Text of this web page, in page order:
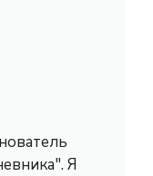
Я